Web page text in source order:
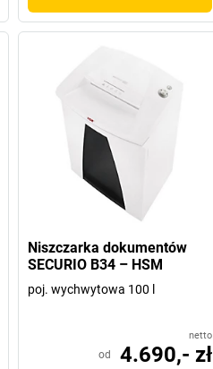
Niszczarka dokumentów
SECURIO B34 – HSM
poj. wychwytowa 100 l
netto
od 4.690,- zł